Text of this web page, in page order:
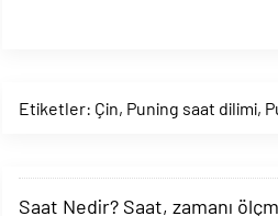
Etiketler: Çin, Puning saat dilimi,
Saat Nedir? Saat, zamanı